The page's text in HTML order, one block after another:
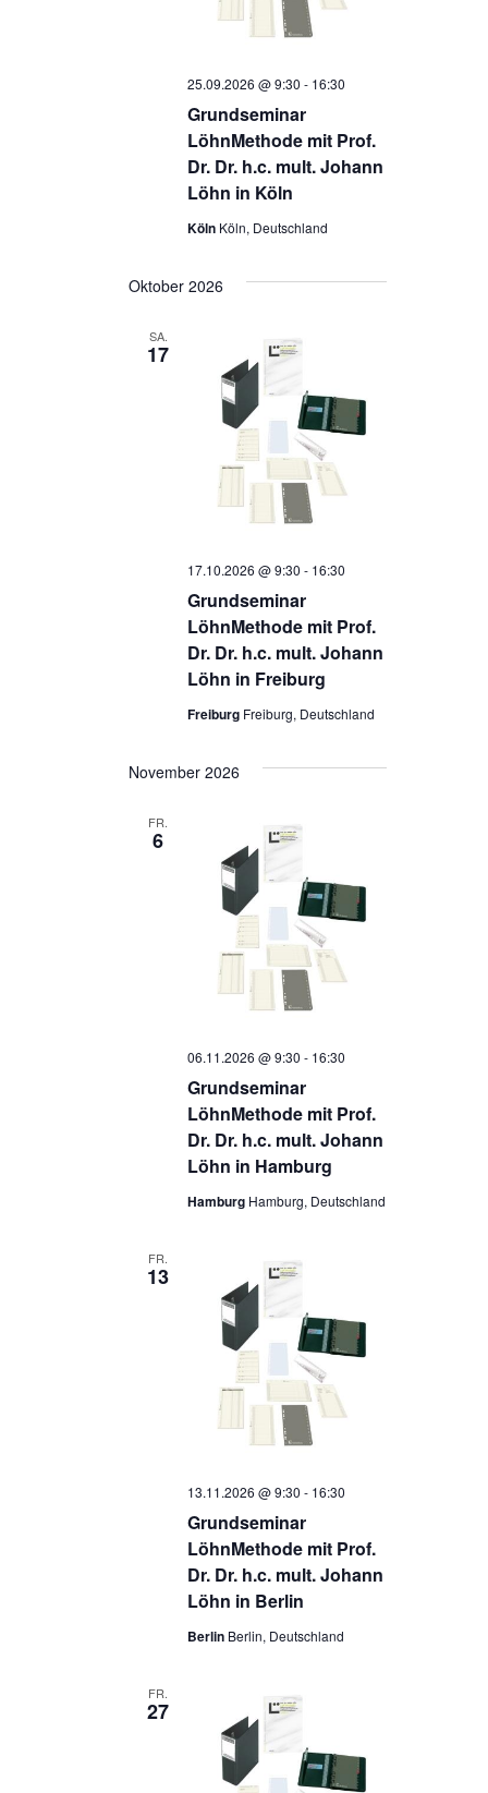
Grundseminar
LöhnMethode mit Prof.
Dr. Dr. h.c. mult. Johann
Löhn in Köln
25.09.2026 @ 9:30 - 16:30
Köln Köln, Deutschland
Oktober 2026
SA.
17
Grundseminar
LöhnMethode mit Prof.
Dr. Dr. h.c. mult. Johann
Löhn in Freiburg
17.10.2026 @ 9:30 - 16:30
Freiburg Freiburg, Deutschland
November 2026
FR.
6
Grundseminar
LöhnMethode mit Prof.
Dr. Dr. h.c. mult. Johann
Löhn in Hamburg
06.11.2026 @ 9:30 - 16:30
Hamburg Hamburg, Deutschland
FR.
13
Grundseminar
LöhnMethode mit Prof.
Dr. Dr. h.c. mult. Johann
Löhn in Berlin
13.11.2026 @ 9:30 - 16:30
Berlin Berlin, Deutschland
FR.
27